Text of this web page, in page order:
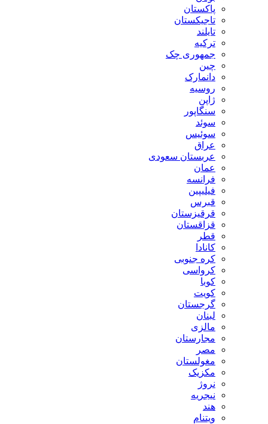
پاکستان
تاجیکستان
تایلند
ترکیه
جمهوری چک
چین
دانمارک
روسیه
ژاپن
سنگاپور
سوئد
سوئیس
عراق
عربستان سعودی
عمان
فرانسه
فیلیپین
قبرس
قرقیزستان
قزاقستان
قطر
کانادا
کره جنوبی
کرواسی
کوبا
کویت
گرجستان
لبنان
مالزی
مجارستان
مصر
مغولستان
مکزیک
نروژ
نیجریه
هند
ویتنام